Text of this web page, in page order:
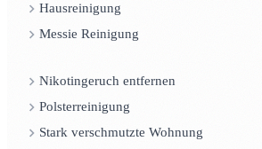
Hausreinigung
Messie Reinigung
Nikotingeruch entfernen
Polsterreinigung
Stark verschmutzte Wohnung